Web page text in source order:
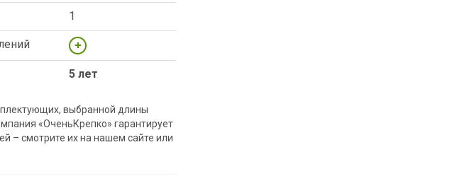
1
5 лет
выбранной длины
«ОченьКрепко» гарантирует
– смотрите их на нашем сайте или